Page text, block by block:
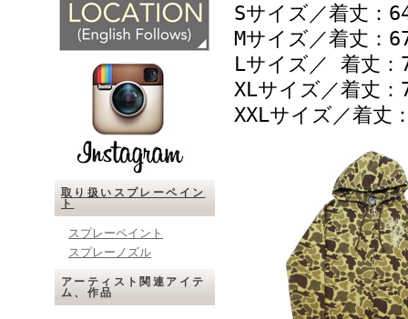
取り扱いスプレーペイン
ト
スプレーペイント
スプレーノズル
アーティスト関連アイテ
ム、作品
Sサイズ／着丈：
Mサイズ／着丈：
Lサイズ／ 着丈
XLサイズ／着丈
XXLサイズ／着